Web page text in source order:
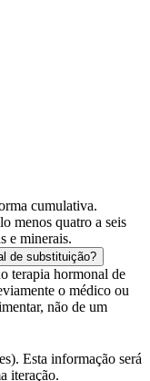
cumulativa.
menos quatro a seis
e minerais.
de substituição?
terapia hormonal de
o médico ou
não de um
Esta informação será
iteração.